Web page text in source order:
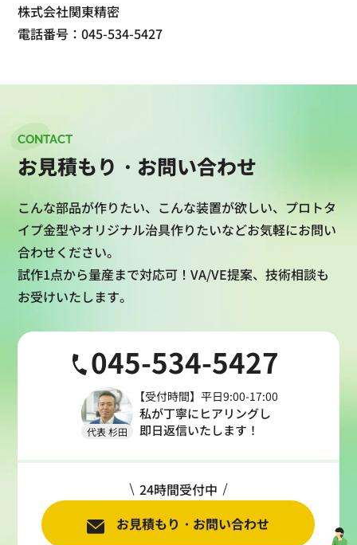
株式会社関東精密
電話番号：045-534-5427
CONTACT
お見積もり・お問い合わせ
こんな部品が作りたい、こんな装置が欲しい、プロトタ
イプ金型やオリジナル治具作りたいなどお気軽にお問い
合わせください。
試作1点から量産まで対応可！VA/VE提案、技術相談も
お受けいたします。
045-534-5427
代表 杉田
【受付時間】平日9:00-17:00
私が丁寧にヒアリングし
即日返信いたします！
24時間受付中
お見積もり・お問い合わせ